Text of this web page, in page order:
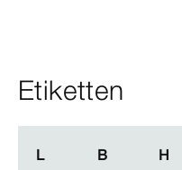
Etiketten
L B H
L B H